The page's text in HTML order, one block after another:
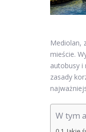
Mediolan,
mieście.
autobusy i
zasady
W tym